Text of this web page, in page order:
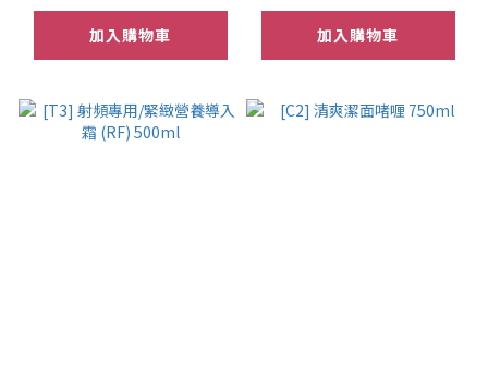
加入購物車 加入購物車